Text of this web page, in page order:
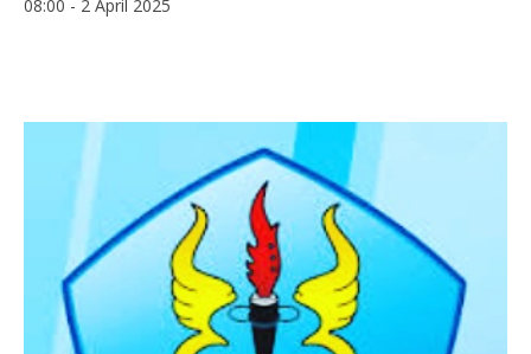
08:00 - 2 April 2025